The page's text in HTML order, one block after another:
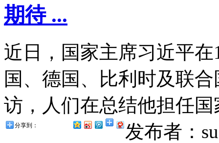
期待 ...
近日，国家主席习近平
国、德国、比利时及联
访，人们在总结他担任
发布者：
分享到：